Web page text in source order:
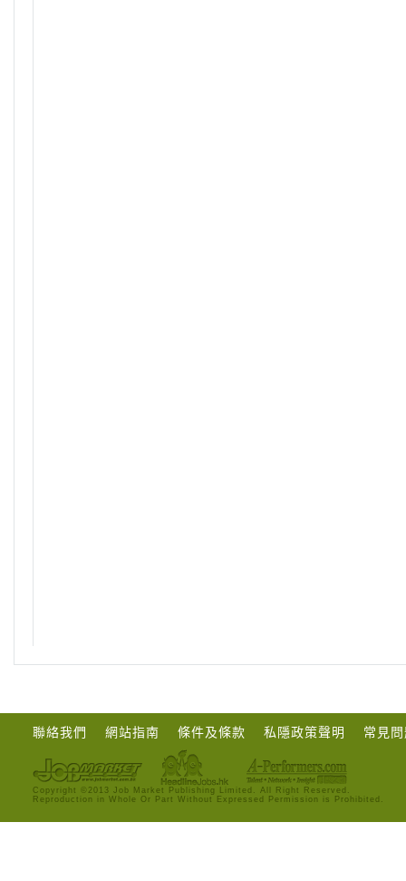
聯絡我們 網站指南 條件及條款 私隱政策聲明 常見
Copyright ©2013 Job Market Publishing Limited. All Right Reserved.
Reproduction in Whole Or Part Without Expressed Permission is Prohibited.